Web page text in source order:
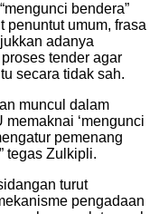
bendera”
penuntut umum, frasa
adanya
tender agar
secara tidak sah.
muncul dalam
‘mengunci
pemenang
tegas Zulkipli.
turut
pengadaan